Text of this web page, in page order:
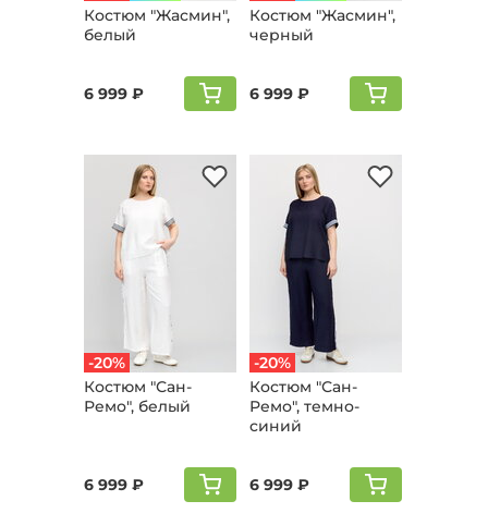
Костюм "Жaсмин",
белый
6 999 ₽
Костюм "Жaсмин",
черный
6 999 ₽
-20%
Костюм "Сан-
Ремо", белый
6 999 ₽
-20%
Костюм "Сан-
Ремо", темно-
синий
6 999 ₽